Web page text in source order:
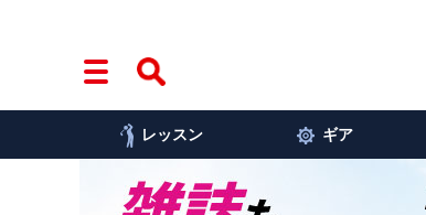
レッスン ギア